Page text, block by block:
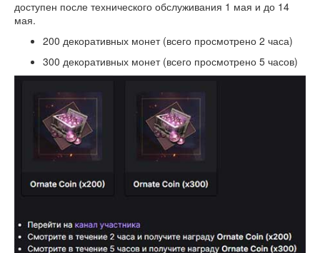
доступен после технического обслуживания 1 мая и до 14
мая.
200 декоративных монет (всего просмотрено 2 часа)
300 декоративных монет (всего просмотрено 5 часов)